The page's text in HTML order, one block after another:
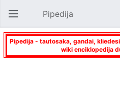
Atverti pagrindinį meniu Pipedija
Pipedija - tautosaka, gandai,
wiki enciklopedija